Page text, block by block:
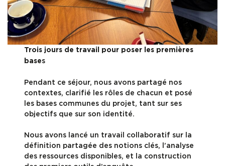
Trois jours de travail pour poser les premières
bases
Pendant ce séjour, nous avons partagé nos
contextes, clarifié les rôles de chacun et posé
les bases communes du projet, tant sur ses
objectifs que sur son identité.
Nous avons lancé un travail collaboratif sur la
définition partagée des notions clés, l’analyse
des ressources disponibles, et la construction